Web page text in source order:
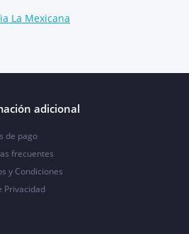
La Mexicana
adicional
de pago
frecuentes
y Condiciones
Privacidad